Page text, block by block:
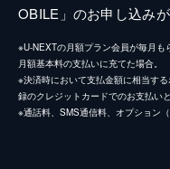
OBILE」のお申し込みが
※U-NEXTの月額プラン会員が毎月
月額基本料の支払いに充てた場合。
※決済時において支払金額に相当す
録のクレジットカードでのお支払いと
※通話料、SMS通信料、オプション